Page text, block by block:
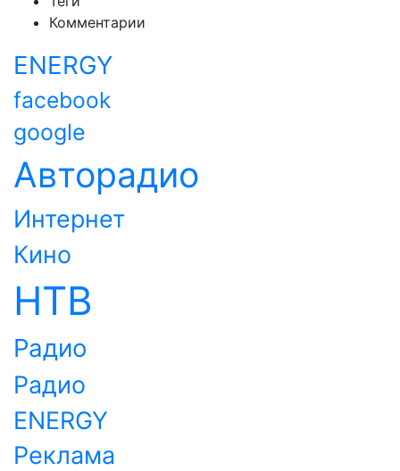
Комментарии
ENERGY
facebook
google
Авторадио
Интернет
Кино
НТВ
Радио
Радио
ENERGY
Реклама